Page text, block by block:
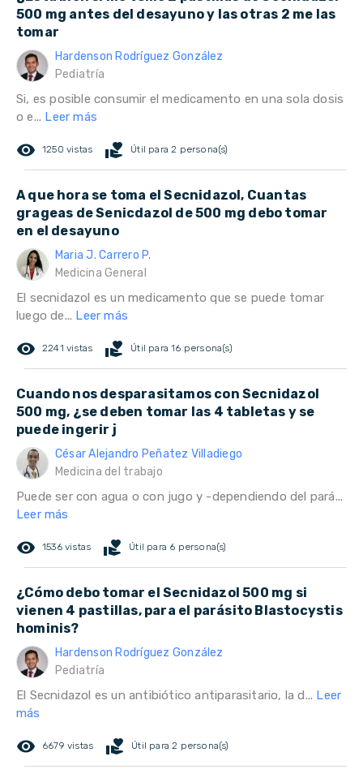
500 mg antes del desayuno y las otras 2 me las
tomar
Hardenson Rodríguez González
Pediatría
Si, es posible consumir el medicamento en una sola dosis
o e... Leer más
remove_red_eye 1250 vistas volunteer_activism Útil para 2 persona(s)
A que hora se toma el Secnidazol, Cuantas
grageas de Senicdazol de 500 mg debo tomar
en el desayuno
Maria J. Carrero P.
Medicina General
El secnidazol es un medicamento que se puede tomar
luego de... Leer más
remove_red_eye 2241 vistas volunteer_activism Útil para 16 persona(s)
Cuando nos desparasitamos con Secnidazol
500 mg, ¿se deben tomar las 4 tabletas y se
puede ingerir j
César Alejandro Peñatez Villadiego
Medicina del trabajo
Puede ser con agua o con jugo y -dependiendo del pará...
Leer más
remove_red_eye 1536 vistas volunteer_activism Útil para 6 persona(s)
¿Cómo debo tomar el Secnidazol 500 mg si
vienen 4 pastillas, para el parásito Blastocystis
hominis?
Hardenson Rodríguez González
Pediatría
El Secnidazol es un antibiótico antiparasitario, la d... Leer
más
remove_red_eye 6679 vistas volunteer_activism Útil para 2 persona(s)